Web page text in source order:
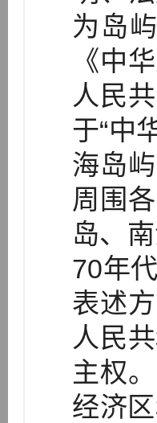
为岛
《中
人民
于“中
海岛
周围
岛、
70年
表述
人民
主权
经济